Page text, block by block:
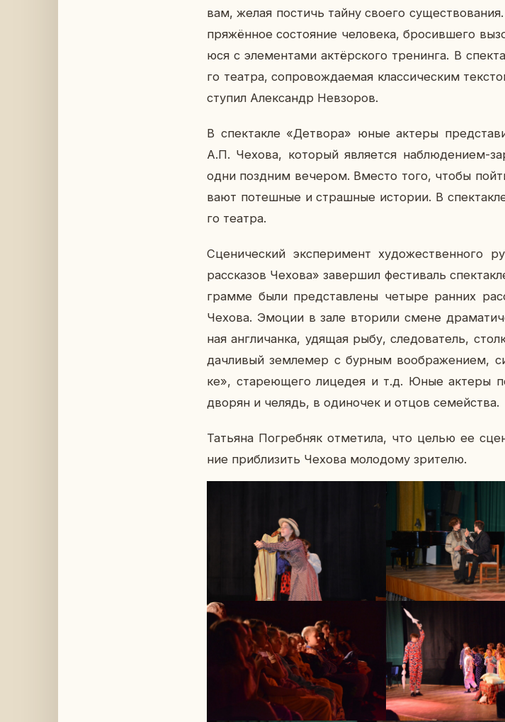
вам, желая по­стичь тайну своего
пря­жён­ное со­сто­я­ние че­ло­ве­ка, бро­сив­ше­го
ю­ся с эле­мен­та­ми ак­тёр­ско­го тре­нин­га. В
го театра, со­про­вож­да­е­мая клас­си­че­ским
сту­пил Алек­сандр Невзо­ров.
В спек­так­ле «Де­тво­ра» юные актеры
А.П. Чехова, ко­то­рый яв­ля­ет­ся на­блю­де­ни­ем-
одни позд­ним ве­че­ром. Вместо того, чтобы
ва­ют по­теш­ные и страш­ные ис­то­рии. В
го театра.
Сце­ни­че­ский экс­пе­ри­мент ху­до­же­ствен­но­го
рас­ска­зов Чехова» за­вер­шил фе­сти­валь
грам­ме были пред­став­ле­ны четыре ранних
Чехова. Эмоции в зале вто­ри­ли смене
ная ан­гли­чан­ка, удящая рыбу, сле­до­ва­тель,
дач­ли­вый зем­ле­мер с бурным во­об­ра­же­ни­ем,
ке», ста­ре­ю­ще­го ли­це­дея и т.д. Юные актеры
дворян и челядь, в оди­но­чек и отцов се­мей­ства.
Та­тья­на По­греб­няк от­ме­ти­ла, что целью ее
ние при­бли­зить Чехова мо­ло­до­му зри­те­лю.